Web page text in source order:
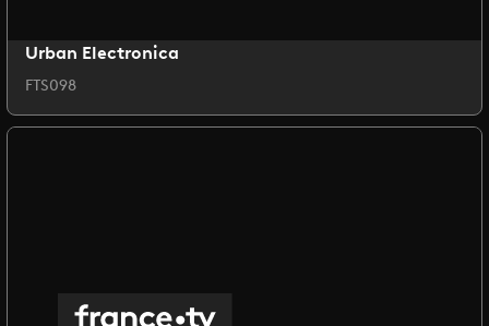
Urban Electronica
FTS098